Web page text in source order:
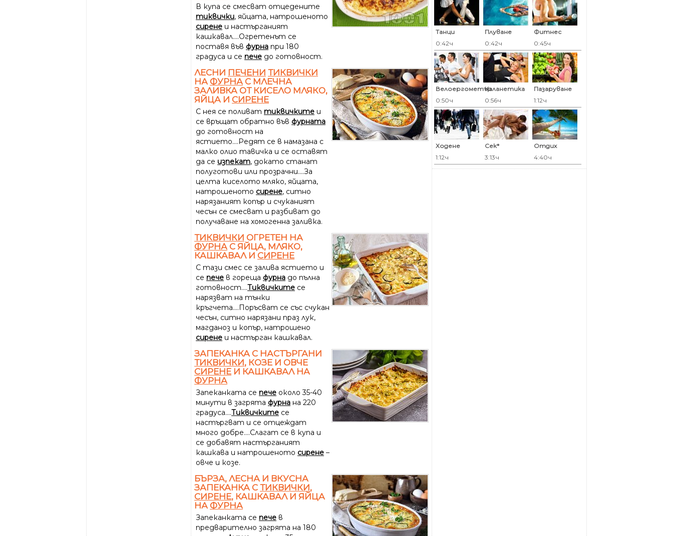
В купа се смесват отцедените
тиквички, яйцата, натрошеното
сирене и настърганият
кашкавал....Огретенът се
поставя във фурна при 180
градуса и се пече до готовност.
ЛЕСНИ ПЕЧЕНИ ТИКВИЧКИ
НА ФУРНА С МЛЕЧНА
ЗАЛИВКА ОТ КИСЕЛО МЛЯКО,
ЯЙЦА И СИРЕНЕ
С нея се поливат тиквичките и
се връщат обратно във фурната
до готовност на
ястието....Редят се в намазана с
малко олио тавичка и се оставят
да се изпекат, докато станат
полуготови или прозрачни....За
целта киселото мляко, яйцата,
натрошеното сирене, ситно
нарязаният копър и счуканият
чесън се смесват и разбиват до
получаване на хомогенна заливка.
ТИКВИЧКИ ОГРЕТЕН НА
ФУРНА С ЯЙЦА, МЛЯКО,
КАШКАВАЛ И СИРЕНЕ
С тази смес се залива ястието и
се пече в гореща фурна до пълна
готовност....Тиквичките се
нарязват на тънки
кръгчета....Поръсват се със счукан
чесън, ситно нарязани праз лук,
магданоз и копър, натрошено
сирене и настърган кашкавал.
ЗАПЕКАНКА С НАСТЪРГАНИ
ТИКВИЧКИ, КОЗЕ И ОВЧЕ
СИРЕНЕ И КАШКАВАЛ НА
ФУРНА
Запеканката се пече около 35-40
минути в загрята фурна на 220
градуса....Тиквичките се
настъргват и се отцеждат
много добре....Слагат се в купа и
се добавят настърганият
кашкава и натрошеното сирене –
овче и козе.
БЪРЗА, ЛЕСНА И ВКУСНА
ЗАПЕКАНКА С ТИКВИЧКИ,
СИРЕНЕ, КАШКАВАЛ И ЯЙЦА
НА ФУРНА
Запеканката се пече в
предварително загрята на 180
Танци
0:42ч
Плуване
0:42ч
Фитнес
0:45ч
Велоергометър
0:50ч
Каланетика
0:56ч
Пазаруване
1:12ч
Ходене
1:12ч
Сек*
3:13ч
Отдих
4:40ч